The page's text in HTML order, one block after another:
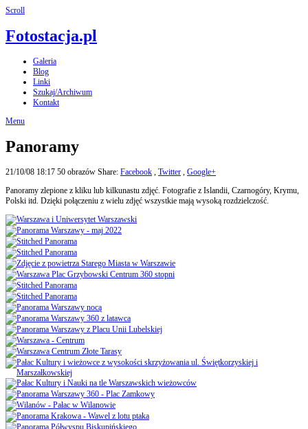
Scroll
Fotostacja.pl
Galeria
Blog
Linki
Szukaj/Archiwum
Kontakt
Menu
Panoramy
21/10/08 18:17 50 obrazów Share: Facebook , Twitter , Google+
Panoramy zlepione z kliku lub kilkunastu zdjęć. Fotografie z Islandii, Czarnogóry, Krymu,
Polski itd. Dzięki połączeniu z wielu zdjęć wszystkie mają wysoką rozdzielczość.